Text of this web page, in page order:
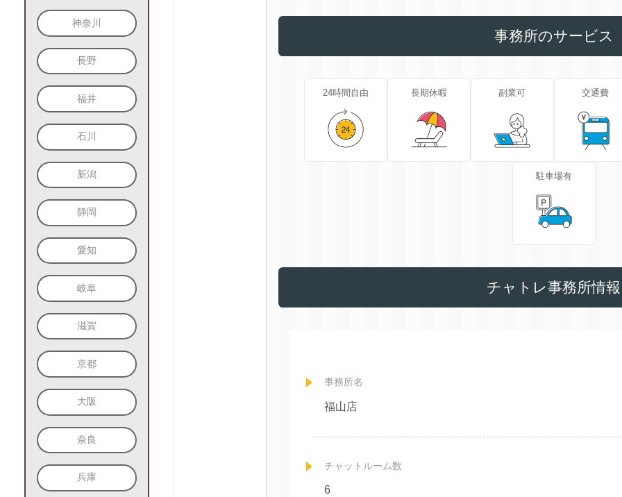
神奈川
長野
福井
石川
新潟
静岡
愛知
岐阜
滋賀
京都
大阪
奈良
兵庫
事務所のサービス
24時間自由 長期休暇 副業可 交通費
駐車場有
チャトレ事務所情報
事務所名
福山店
チャットルーム数
6